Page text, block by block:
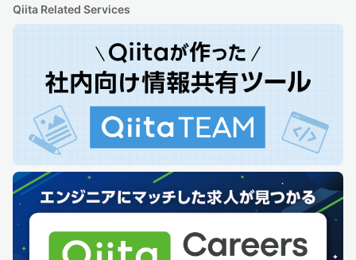
Qiita Related Services